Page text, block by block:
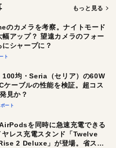
もっと見る
のカメラを考察。ナイトモード
幅アップ？ 望遠カメラのフォー
にシャープに？
ト
100均・Seria（セリア）の60W
ケーブルの性能を検証。超コス
見か？
ート
を同時に急速充電できる
レス充電スタンド「Twelve
2 Deluxe」が登場。省スペ